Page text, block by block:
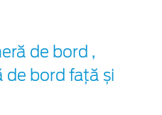
de bord ,
de bord față și